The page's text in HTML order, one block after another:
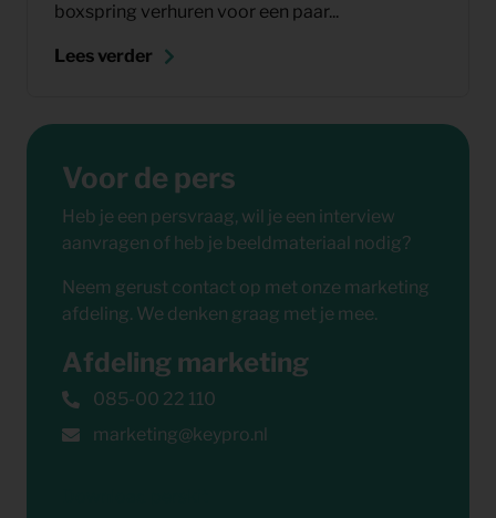
boxspring verhuren voor een paar...
Lees verder
Voor de pers
Heb je een persvraag, wil je een interview
aanvragen of heb je beeldmateriaal nodig?
Neem gerust contact op met onze marketing
afdeling. We denken graag met je mee.
Afdeling marketing
085-00 22 110
marketing@keypro.nl